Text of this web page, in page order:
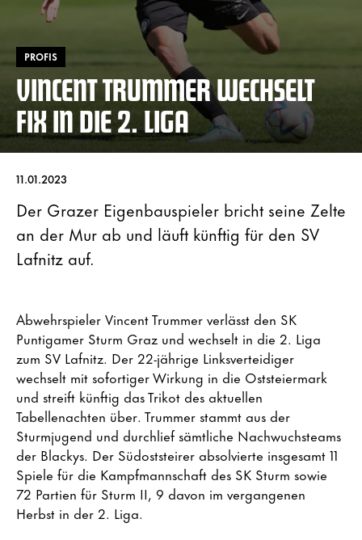
PROFIS
VINCENT TRUMMER WECHSELT
FIX IN DIE 2. LIGA
11.01.2023
Der Grazer Eigenbauspieler bricht seine Zelte
an der Mur ab und läuft künftig für den SV
Lafnitz auf.
Abwehrspieler Vincent Trummerverlässt den SK
Puntigamer Sturm Graz und wechselt in die 2. Liga
zum SV Lafnitz. Der 22-jährige Linksverteidiger
wechselt mit sofortiger Wirkung in die Oststeiermark
und streift künftig das Trikot des aktuellen
Tabellenachten über. Trummer stammt aus der
Sturmjugend und durchlief sämtliche Nachwuchsteams
der Blackys. Der Südoststeirer absolvierte insgesamt 11
Spiele für die Kampfmannschaft des SK Sturm sowie
72 Partien für Sturm II, 9 davon im vergangenen
Herbst in der 2. Liga.